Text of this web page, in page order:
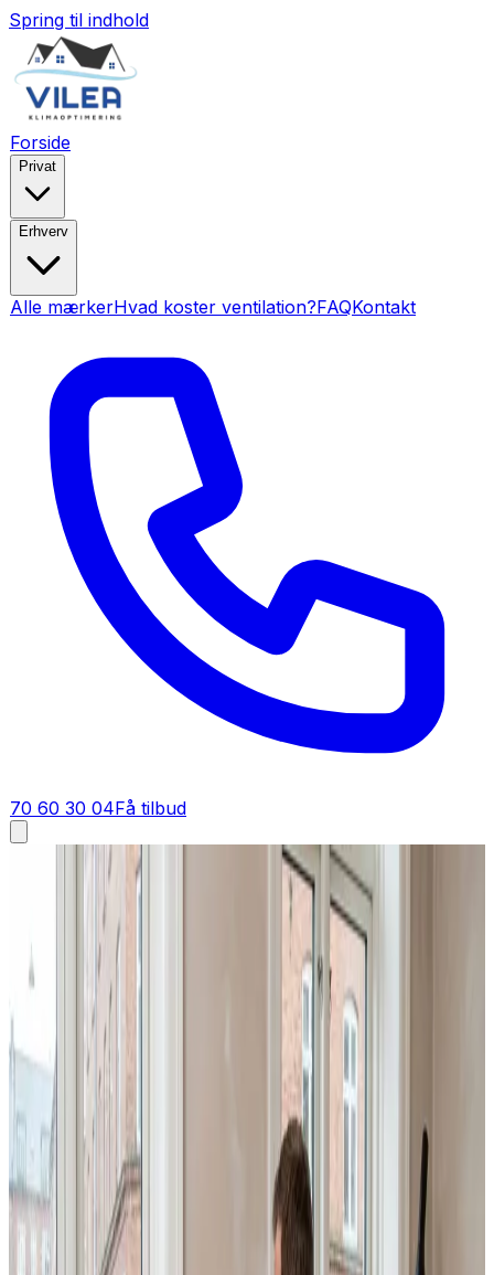
Spring til indhold
Forside
Privat
Erhverv
Alle mærkerHvad koster ventilation?FAQKontakt
70 60 30 04Få tilbud
Ventilation tilbud i
Få tilbud på ventilation i Hjørring
Et godt tilbud på ventilation i Hjørring starter her. Du får
fast pris på anlæg, montering og dokumentation — gratis
at indhente og helt uforpligtende.